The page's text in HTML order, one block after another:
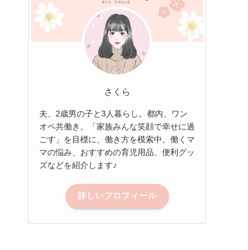
さくら
夫、2歳男の子と3人暮らし。都内、ワン
オペ共働き。「家族みんな笑顔で幸せに過
ごす」を目標に、働き方を模索中。働くマ
マの悩み、おすすめの育児用品、便利グッ
ズなどを紹介します♪
詳しいプロフィール